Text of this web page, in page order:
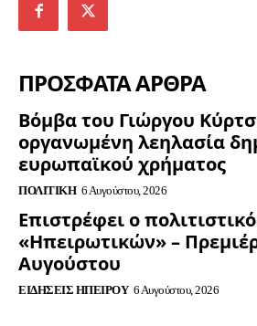
ΠΡΟΣΦΑΤΑ ΑΡΘΡΑ
Βόμβα του Γιώργου
οργανωμένη λεηλασία
ευρωπαϊκού χρήματος
ΠΟΛΙΤΙΚΉ 6 Αυγούστου, 2026
Επιστρέφει ο
«Ηπειρωτικών» –
Αυγούστου
ΕΙΔΉΣΕΙΣ ΗΠΕΊΡΟΥ 6 Αυγούστου, 2026